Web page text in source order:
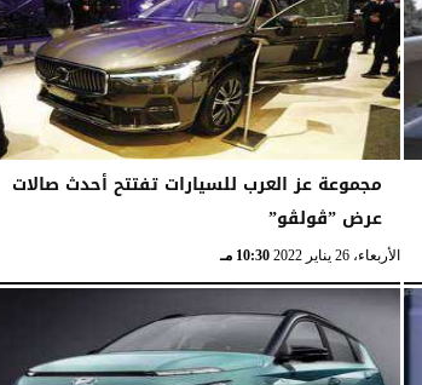
مجموعة عز العرب للسيارات تفتتح أحدث صالات
عرض ”ڤولڤو”
الأربعاء، 26 يناير 2022 10:30 مـ